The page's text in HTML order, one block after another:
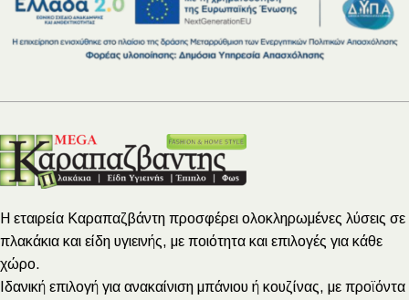
Η εταιρεία Καραπαζβάντη προσφέρει ολοκληρωμένες λύσεις σε
πλακάκια και είδη υγιεινής, με ποιότητα και επιλογές για κάθε
χώρο.
Ιδανική επιλογή για ανακαίνιση μπάνιου ή κουζίνας, με προϊόντα